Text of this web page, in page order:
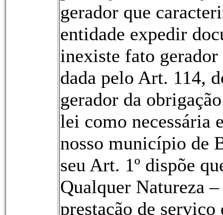
gerador que
entidade expedir
inexiste fato
dada pelo Art. 114,
gerador da
lei como necessária
nosso município de
seu Art. 1º dispõe
Qualquer Natureza
prestação de